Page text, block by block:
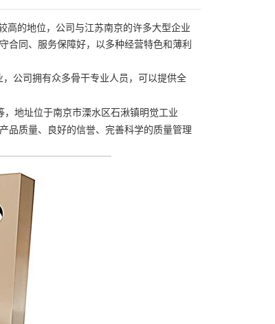
高的地位，公司与江苏南京的许多大型企业
合同、服务保障好，以多种经营特色和薄利
，公司拥有众多骨干专业人员，可以提供全
地址位于南京市溧水区石湫镇明觉工业
品质量、良好的信誉、完善科学的质量管理